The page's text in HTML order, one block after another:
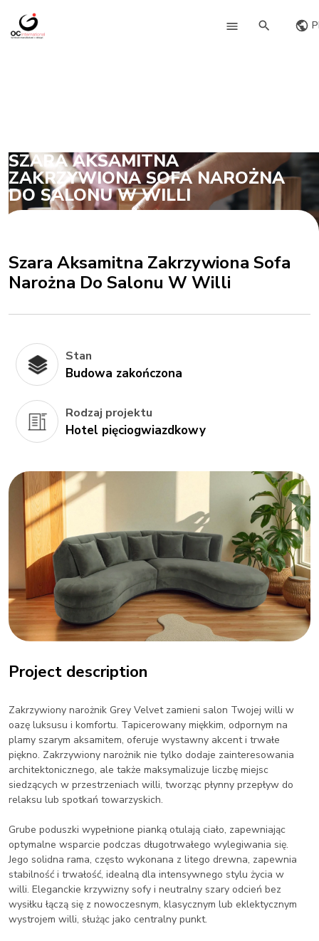
SZARA AKSAMITNA
ZAKRZYWIONA SOFA NAROŻNA
DO SALONU W WILLI
Szara Aksamitna Zakrzywiona Sofa
Narożna Do Salonu W Willi
Stan
Budowa zakończona
Rodzaj projektu
Hotel pięciogwiazdkowy
Project description
Zakrzywiony narożnik Grey Velvet zamieni salon Twojej willi w
oazę luksusu i komfortu. Tapicerowany miękkim, odpornym na
plamy szarym aksamitem, oferuje wystawny akcent i trwałe
piękno. Zakrzywiony narożnik nie tylko dodaje zainteresowania
architektonicznego, ale także maksymalizuje liczbę miejsc
siedzących w przestrzeniach willi, tworząc płynny przepływ do
relaksu lub spotkań towarzyskich.
Grube poduszki wypełnione pianką otulają ciało, zapewniając
optymalne wsparcie podczas długotrwałego wylegiwania się.
Jego solidna rama, często wykonana z litego drewna, zapewnia
stabilność i trwałość, idealną dla intensywnego stylu życia w
willi. Eleganckie krzywizny sofy i neutralny szary odcień bez
wysiłku łączą się z nowoczesnym, klasycznym lub eklektycznym
wystrojem willi, służąc jako centralny punkt.